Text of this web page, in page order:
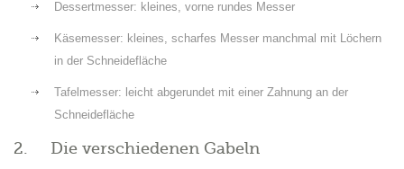
Dessertmesser: kleines, vorne rundes Messer
Käsemesser: kleines, scharfes Messer manchmal mit Löchern
in der Schneidefläche
Tafelmesser: leicht abgerundet mit einer Zahnung an der
Schneidefläche
2. Die verschiedenen Gabeln